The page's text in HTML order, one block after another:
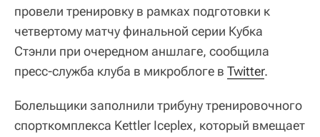
провели тренировку в рамках подготовки к
четвертому матчу финальной серии Кубка
Стэнли при очередном аншлаге, сообщила
пресс-служба клуба в микроблоге в Twitter.
Болельщики заполнили трибуну тренировочного
спорткомплекса Kettler Iceplex, который вмещает